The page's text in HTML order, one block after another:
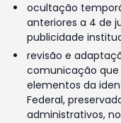
ocultação
anteriores a 4 de
publicidade
revisão e
comunicação
elementos da
Federal,
administrativos,